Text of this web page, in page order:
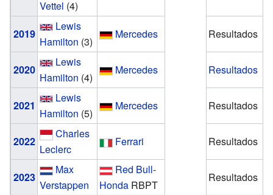
Vettel (4)
2019
Lewis
Hamilton (3)
Mercedes Resultados
2020
Lewis
Hamilton (4)
Mercedes Resultados
2021
Lewis
Hamilton (5)
Mercedes Resultados
2022
Charles
Leclerc
Ferrari Resultados
2023
Max
Verstappen
Red Bull-
Honda RBPT
Resultados